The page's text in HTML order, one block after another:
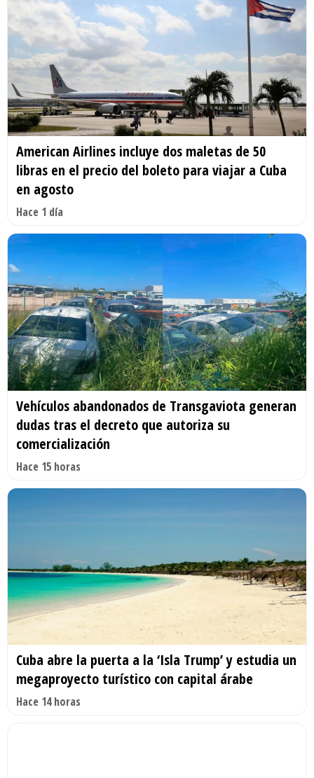
American Airlines incluye dos maletas de 50
libras en el precio del boleto para viajar a Cuba
en agosto
Hace 1 día
Vehículos abandonados de Transgaviota generan
dudas tras el decreto que autoriza su
comercialización
Hace 15 horas
Cuba abre la puerta a la ‘Isla Trump’ y estudia un
megaproyecto turístico con capital árabe
Hace 14 horas